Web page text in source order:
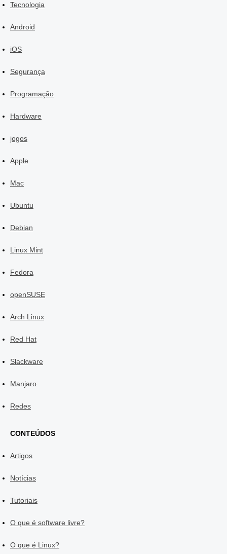
Tecnologia
Android
iOS
Segurança
Programação
Hardware
jogos
Apple
Mac
Ubuntu
Debian
Linux Mint
Fedora
openSUSE
Arch Linux
Red Hat
Slackware
Manjaro
Redes
CONTEÚDOS
Artigos
Notícias
Tutoriais
O que é software livre?
O que é Linux?